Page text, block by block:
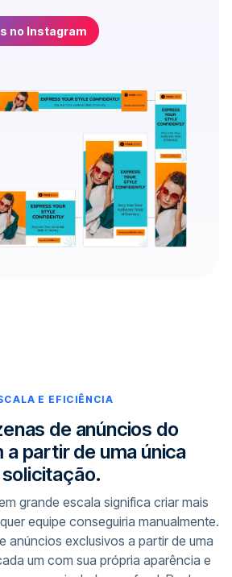
no Instagram
E EFICIÊNCIA
de anúncios do
a partir de uma única
solicitação.
grande escala significa criar mais
equipe conseguiria manualmente.
anúncios exclusivos a partir de uma
um com sua própria aparência e